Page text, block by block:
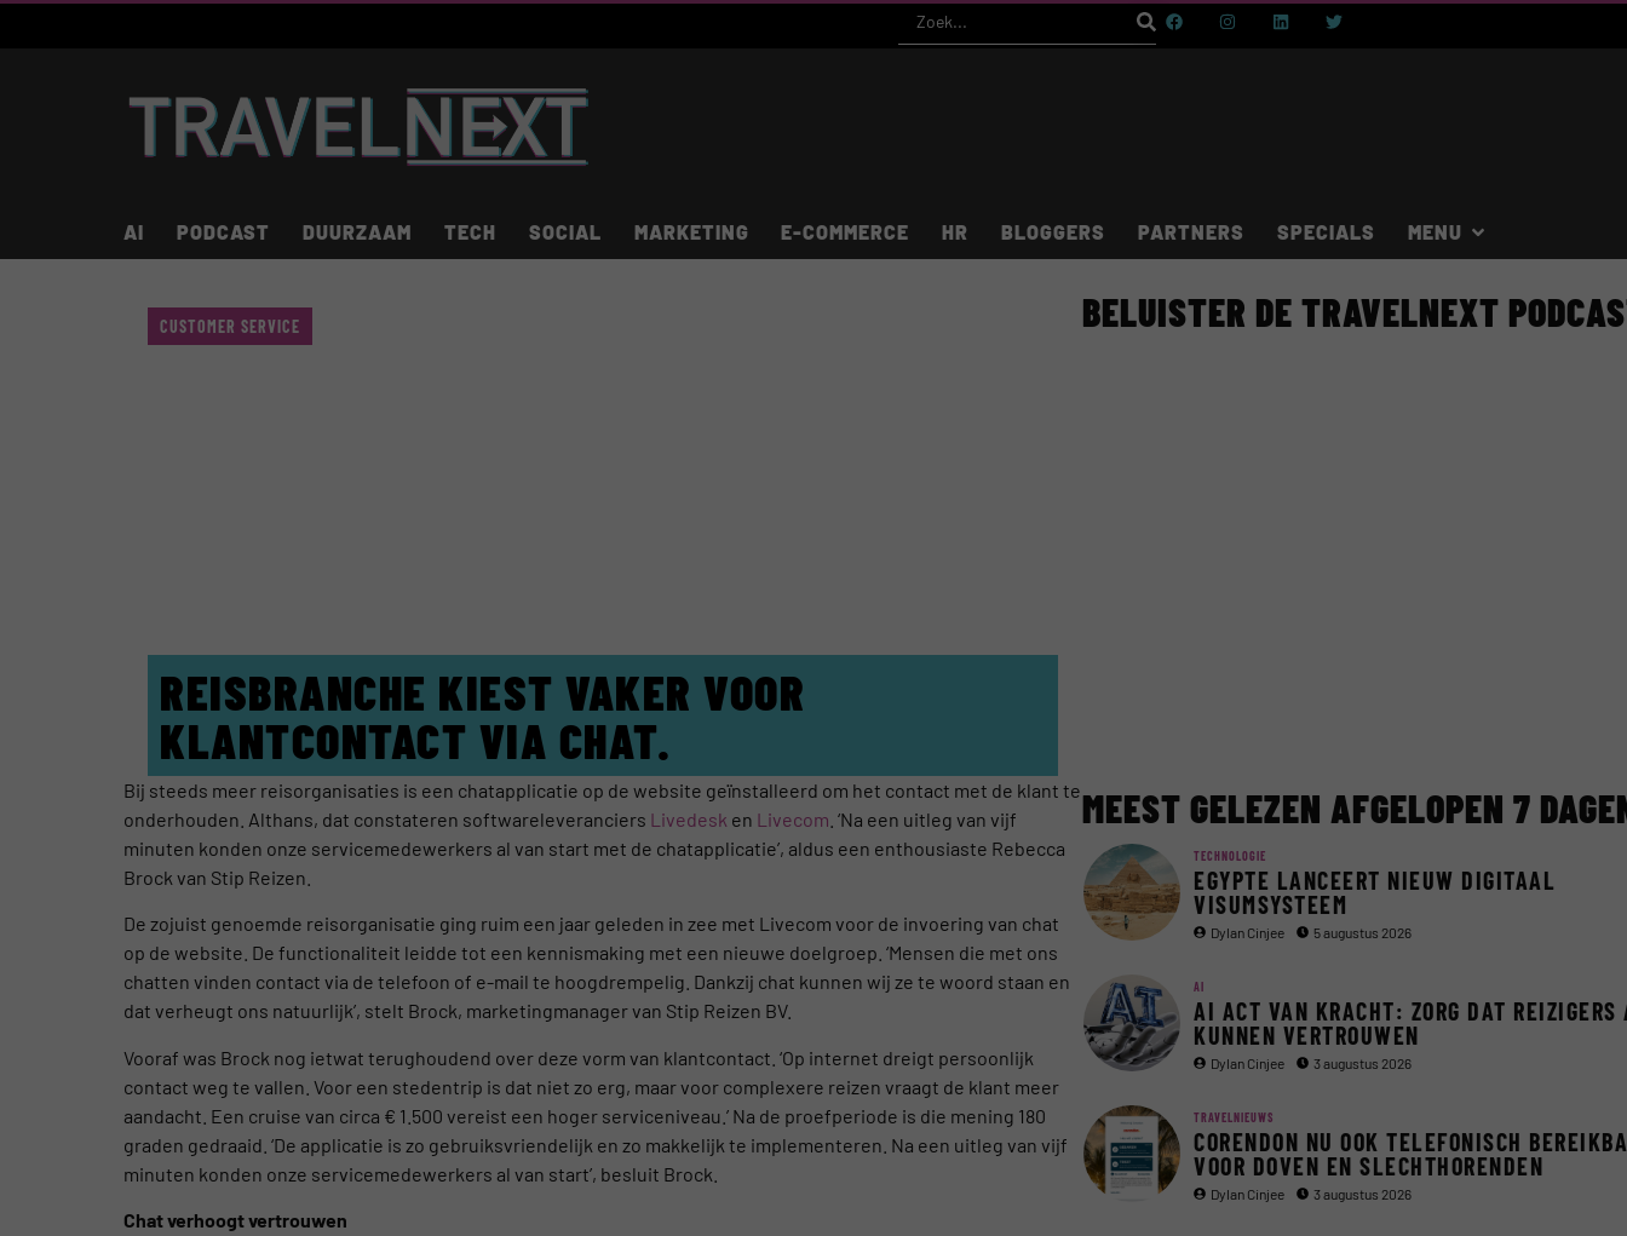
AI PODCAST DUURZAAM TECH SOCIAL MARKETING E-COMMERCE HR BLOGGERS PARTNERS SPECIALS
REISBRANCHE KIEST VAKER VOOR
KLANTCONTACT VIA CHAT.
CUSTOMER SERVICE
Bij steeds meer reisorganisaties is een chatapplicatie op de website geïnstalleerd om het contact met de klant te
onderhouden. Althans, dat constateren softwareleveranciers Livedesk en Livecom . ‘Na een uitleg van vijf
minuten konden onze servicemedewerkers al van start met de chatapplicatie’, aldus een enthousiaste Rebecca
Brock van Stip Reizen.
De zojuist genoemde reisorganisatie ging ruim een jaar geleden in zee met Livecom voor de invoering van chat
op de website. De functionaliteit leidde tot een kennismaking met een nieuwe doelgroep. ‘Mensen die met ons
chatten vinden contact via de telefoon of e-mail te hoogdrempelig. Dankzij chat kunnen wij ze te woord staan en
dat verheugt ons natuurlijk’, stelt Brock, marketingmanager van Stip Reizen BV.
Vooraf was Brock nog ietwat terughoudend over deze vorm van klantcontact. ‘Op internet dreigt persoonlijk
contact weg te vallen. Voor een stedentrip is dat niet zo erg, maar voor complexere reizen vraagt de klant meer
aandacht. Een cruise van circa € 1.500 vereist een hoger serviceniveau.’ Na de proefperiode is die mening 180
graden gedraaid. ‘De applicatie is zo gebruiksvriendelijk en zo makkelijk te implementeren. Na een uitleg van vijf
minuten konden onze servicemedewerkers al van start’, besluit Brock.
Chat verhoogt vertrouwen
BELUISTER DE TRAVELNEXT
MEEST GELEZEN AFGELOPEN 7
TECHNOLOGIE
EGYPTE LANCEERT NIEUW DIGITAAL
VISUMSYSTEEM
Dylan Cinjee 5 augustus 2026
AI
AI ACT VAN KRACHT: ZORG DAT REIZIGERS
KUNNEN VERTROUWEN
Dylan Cinjee 3 augustus 2026
TRAVELNIEUWS
CORENDON NU OOK TELEFONISCH
VOOR DOVEN EN SLECHTHORENDEN
Dylan Cinjee 3 augustus 2026